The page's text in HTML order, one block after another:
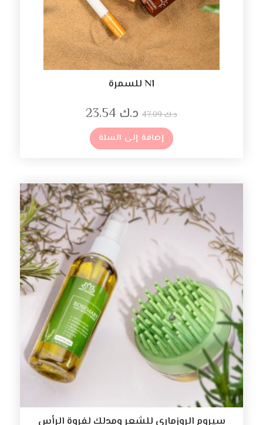
N1 للسمرة
د.ك47.09 د.ك
إضافة إلى السلة
سيروم الروزماري للشعر ومدلك لفروة الرأس